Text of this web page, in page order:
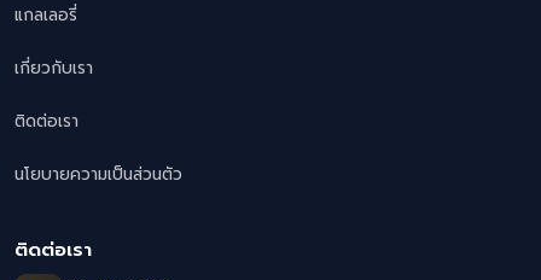
แกลเลอรี่
เกี่ยวกับเรา
ติดต่อเรา
นโยบายความเป็นส่วนตัว
ติดต่อเรา